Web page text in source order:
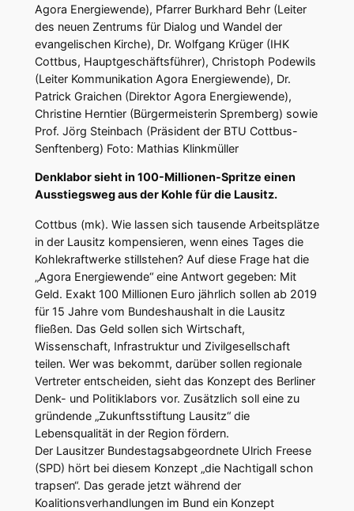
Agora Energiewende), Pfarrer Burkhard Behr (Leiter
des neuen Zentrums für Dialog und Wandel der
evangelischen Kirche), Dr. Wolfgang Krüger (IHK
Cottbus, Hauptgeschäftsführer), Christoph Podewils
(Leiter Kommunikation Agora Energiewende), Dr.
Patrick Graichen (Direktor Agora Energiewende),
Christine Herntier (Bürgermeisterin Spremberg) sowie
Prof. Jörg Steinbach (Präsident der BTU Cottbus-
Senftenberg) Foto: Mathias Klinkmüller
Denklabor sieht in 100-Millionen-Spritze einen
Ausstiegsweg aus der Kohle für die Lausitz.
Cottbus (mk). Wie lassen sich tausende Arbeitsplätze
in der Lausitz kompensieren, wenn eines Tages die
Kohlekraftwerke stillstehen? Auf diese Frage hat die
„Agora Energiewende“ eine Antwort gegeben: Mit
Geld. Exakt 100 Millionen Euro jährlich sollen ab 2019
für 15 Jahre vom Bundeshaushalt in die Lausitz
fließen. Das Geld sollen sich Wirtschaft,
Wissenschaft, Infrastruktur und Zivilgesellschaft
teilen. Wer was bekommt, darüber sollen regionale
Vertreter entscheiden, sieht das Konzept des Berliner
Denk- und Politiklabors vor. Zusätzlich soll eine zu
gründende „Zukunftsstiftung Lausitz“ die
Lebensqualität in der Region fördern.
Der Lausitzer Bundestagsabgeordnete Ulrich Freese
(SPD) hört bei diesem Konzept „die Nachtigall schon
trapsen“. Das gerade jetzt während der
Koalitionsverhandlungen im Bund ein Konzept